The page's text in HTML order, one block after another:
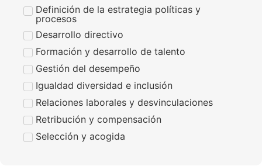
Definición de la estrategia políticas y
procesos
Desarrollo directivo
Formación y desarrollo de talento
Gestión del desempeño
Igualdad diversidad e inclusión
Relaciones laborales y desvinculaciones
Retribución y compensación
Selección y acogida